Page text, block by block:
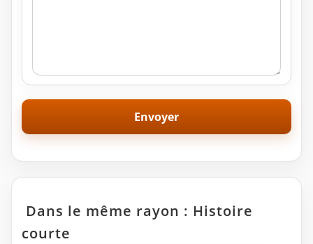
Dans le même rayon : Histoire
courte